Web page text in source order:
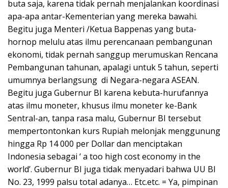
buta saja, karena tidak pernah menjalankan koordinasi
apa-apa antar-Kementerian yang mereka bawahi.
Begitu juga Menteri /Ketua Bappenas yang buta-
hornop melulu atas ilmu perencanaan pembangunan
ekonomi, tidak pernah sanggup merumuskan Rencana
Pembangunan tahunan, apalagi untuk 5 tahun, seperti
umumnya berlangsung di Negara-negara ASEAN.
Begitu juga Gubernur BI karena kebuta-hurufannya
atas ilmu moneter, khusus ilmu moneter ke-Bank
Sentral-an, tanpa rasa malu, Gubernur BI tersebut
mempertontonkan kurs Rupiah melonjak menggunung
hingga Rp 14 000 per Dollar dan menciptakan
Indonesia sebagai ‘ a too high cost economy in the
world’. Gubernur BI juga tidak menyadari bahwa UU BI
No. 23, 1999 palsu total adanya… Etc.etc. = Ya, pimpinan